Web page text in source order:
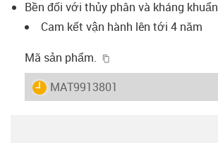
Bền đối với thủy phân và kháng khuẩn
Cam kết vận hành lên tới 4 năm
Mã sản phẩm.
igus-icon-lieferzeit
MAT9913801